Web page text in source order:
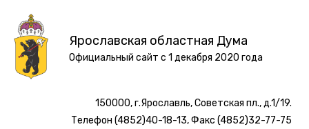
Ярославская областная Дума
Официальный сайт с 1 декабря 2020 года
150000, г.Ярославль, Советская пл., д.1/19.
Телефон (4852)40-18-13, Факс (4852)32-77-75